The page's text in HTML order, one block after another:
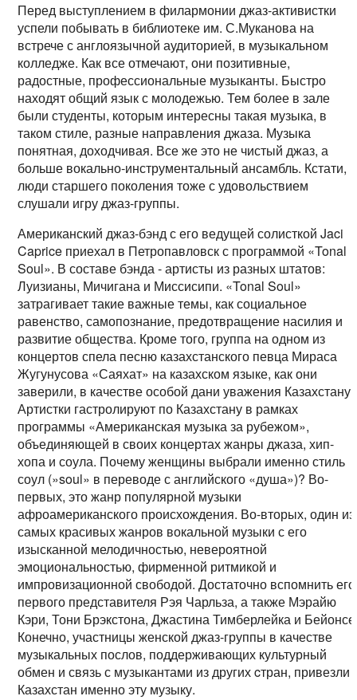
Перед выступлением в филармонии джаз-активистки
успели побывать в библиотеке им. С.Муканова на
встрече с англоязычной аудиторией, в музыкальном
колледже. Как все отмечают, они позитивные,
радостные, профессиональные музыканты. Быстро
находят общий язык с молодежью. Тем более в зале
были студенты, которым интересны такая музыка, в
таком стиле, разные направления джаза. Музыка
понятная, доходчивая. Все же это не чистый джаз, а
больше вокально-инструментальный ансамбль. Кстати,
люди старшего поколения тоже с удовольствием
слушали игру джаз-группы.
Американский джаз-бэнд с его ведущей солисткой Jaci
Caprice приехал в Петропавловск с программой «Tonal
Soul». В составе бэнда - артисты из разных штатов:
Луизианы, Мичигана и Миссисипи. «Tonal Soul»
затрагивает такие важные темы, как социальное
равенство, самопознание, предотвращение насилия и
развитие общества. Кроме того, группа на одном из
концертов спела песню казахстанского певца Мираса
Жугунусова «Саяхат» на казахском языке, как они
заверили, в качестве особой дани уважения Казахстану.
Артистки гастролируют по Казахстану в рамках
программы «Американская музыка за рубежом»,
объединяющей в своих концертах жанры джаза, хип-
хопа и соула. Почему женщины выбрали именно стиль
соул (»soul» в переводе с английского «душа»)? Во-
первых, это жанр популярной музыки
афроамериканского происхождения. Во-вторых, один из
самых красивых жанров вокальной музыки с его
изысканной мелодичностью, невероятной
эмоциональностью, фирменной ритмикой и
импровизационной свободой. Достаточно вспомнить его
первого представителя Рэя Чарльза, а также Мэрайю
Кэри, Тони Брэкстона, Джастина Тимберлейка и
Конечно, участницы женской джаз-группы в качестве
музыкальных послов, поддерживающих культурный
обмен и связь с музыкантами из других cтран, привезли
Казахстан именно эту музыку.